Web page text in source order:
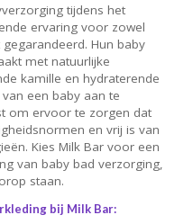
tijdens het
ervaring voor zowel
Hun baby
met natuurlijke
kamille en hydraterende
een baby aan te
om ervoor te zorgen dat
en vrij is van
Kies Milk Bar voor een
van baby bad verzorging,
staan.
bij Milk Bar: